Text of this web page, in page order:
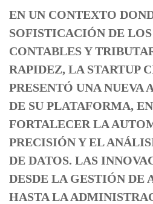
EN UN CONTEXTO
SOFISTICACIÓN DE LOS
CONTABLES Y
RAPIDEZ, LA STARTUP
PRESENTÓ UNA
DE SU PLATAFORMA,
FORTALECER LA
PRECISIÓN Y EL
DE DATOS. LAS
DESDE LA GESTIÓN DE
HASTA LA